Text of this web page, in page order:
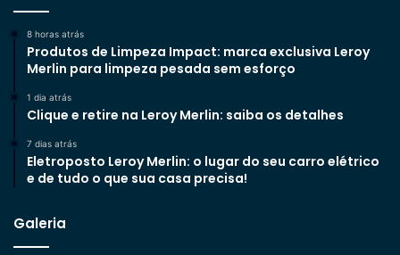
8 horas atrás
Produtos de Limpeza Impact: marca exclusiva Leroy
Merlin para limpeza pesada sem esforço
1 dia atrás
Clique e retire na Leroy Merlin: saiba os detalhes
7 dias atrás
Eletroposto Leroy Merlin: o lugar do seu carro elétrico
e de tudo o que sua casa precisa!
Galeria